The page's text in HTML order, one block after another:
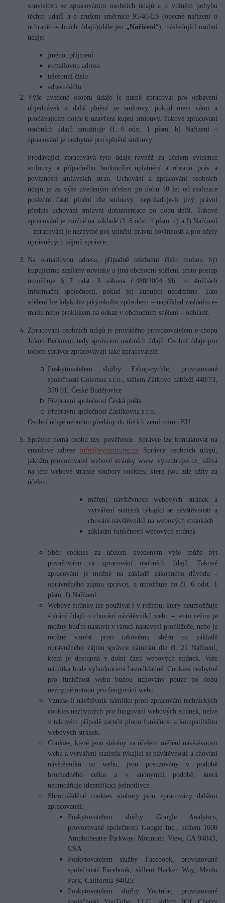
souvislosti se zpracováním osobních údajů a o volném pohybu
těchto údajů a o zrušení směrnice 95/46/ES (obecné nařízení o
ochraně osobních údajů)(dále jen „Nařízení“), následující osobní
údaje:
jméno, příjmení
e-mailovou adresu
telefonní číslo
adresu/sídlo
Výše uvedené osobní údaje je nutné zpracovat pro odbavení
objednávek a další plnění ze smlouvy, pokud mezi vámi a
prodávajícím dojde k uzavření kupní smlouvy. Takové zpracování
osobních údajů umožňuje čl. 6 odst. 1 písm. b) Nařízení –
zpracování je nezbytné pro splnění smlouvy.
Prodávající zpracovává tyto údaje rovněž za účelem evidence
smlouvy a případného budoucího uplatnění a obranu práv a
povinností smluvních stran. Uchování a zpracování osobních
údajů je za výše uvedeným účelem po dobu 10 let od realizace
poslední části plnění dle smlouvy, nepožaduje-li jiný právní
předpis uchování smluvní dokumentace po dobu delší. Takové
zpracování je možné na základě čl. 6 odst. 1 písm. c) a f) Nařízení
– zpracování je nezbytné pro splnění právní povinnosti a pro účely
oprávněných zájmů správce.
Na e-mailovou adresu, případně telefonní číslo mohou být
kupujícímu zasílány novinky a jiná obchodní sdělení, tento postup
umožňuje § 7 odst. 3 zákona č.480/2004 Sb., o službách
informační společnosti, pokud jej kupující neodmítne. Tato
sdělení lze kdykoliv jakýmkoliv způsobem – například zasláním e-
mailu nebo proklikem na odkaz v obchodním sdělení – odhlásit.
Zpracování osobních údajů je prováděno provozovatelem e-chopu
Jitkou Berkovou tedy správcem osobních údajů. Osobní údaje pro
tohoto správce zpracovávají také zpracovatelé:
Poskytovatelem služby Eshop-rychle, provozované
společností Golemos s.r.o., sídlem Zátkovo nábřeží 448/73,
370 01, České Budějovice
Přepravní společnost Česká pošta
Přepravní společnost Zásilkovna s.r.o.
Osobní údaje nebudou předány do třetích zemí mimo EU.
Správce nemá osobu tzv. pověřence. Správce lze kontaktovat na
emailové adrese info@vycentrujse.cz Správce osobních údajů,
jakožto provozovatel webové stránky www. vycentrujse.cz, užívá
na této webové stránce soubory cookies, které jsou zde užity za
účelem:
měření návštěvnosti webových stránek a
vytváření statistik týkající se návštěvnosti a
chování návštěvníků na webových stránkách
základní funkčnosti webových stránek
Sběr cookies za účelem uvedeným výše může být
považováno za zpracování osobních údajů. Takové
zpracování je možné na základě zákonného důvodu -
oprávněného zájmu správce, a umožňuje ho čl. 6 odst. 1
písm. f) Nařízení.
Webové stránky lze používat i v režimu, který neumožňuje
sbírání údajů o chování návštěvníků webu – tento režim je
možný buďto nastavit v rámci nastavení prohlížeče, nebo je
možné vznést proti takovému sběru na základě
oprávněného zájmu správce námitku dle čl. 21 Nařízení,
která je dostupná v dolní části webových stránek. Vaše
námitka bude vyhodnocena bezodkladně. Cookies nezbytné
pro funkčnost webu budou uchovány pouze po dobu
nezbytně nutnou pro fungování webu.
Vznese-li návštěvník námitku proti zpracování technických
cookies nezbytných pro fungování webových stránek, nelze
v takovém případě zaručit plnou funkčnost a kompatibilitu
webových stránek.
Cookies, které jsou sbírány za účelem měření návštěvnosti
webu a vytváření statistik týkající se návštěvnosti a chování
návštěvníků na webu, jsou posuzovány v podobě
hromadného celku a v anonymní podobě, která
neumožňuje identifikaci jednotlivce.
Shromážděné cookies soubory jsou zpracovány dalšími
zpracovateli:
Poskytovatelem služby Google Analytics,
provozované společností Google Inc., sídlem 1600
Amphitheatre Parkway, Mountain View, CA 94043,
USA
Poskytovatelem služby Facebook, provozované
společností Facebook, sídlem Hacker Way, Menlo
Park, California 94025;
Poskytovatelem služby Youtube, provozované